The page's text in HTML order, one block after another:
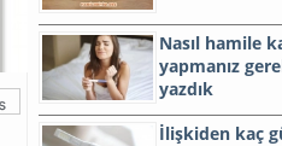
Nasıl hamile
yapmanız
yazdık
İlişkiden kaç